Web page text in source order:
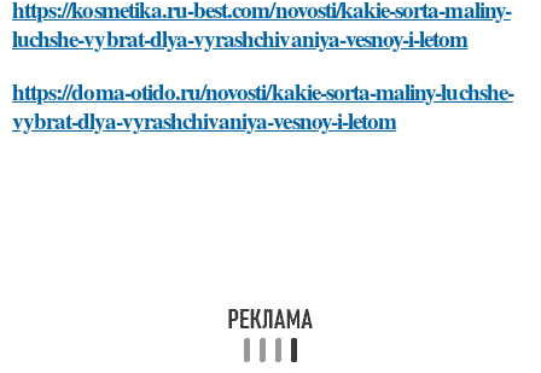
https://kosmetika.ru-best.com/novosti/kakie-sorta-maliny-
luchshe-vybrat-dlya-vyrashchivaniya-vesnoy-i-letom
https://doma-otido.ru/novosti/kakie-sorta-maliny-luchshe-
vybrat-dlya-vyrashchivaniya-vesnoy-i-letom